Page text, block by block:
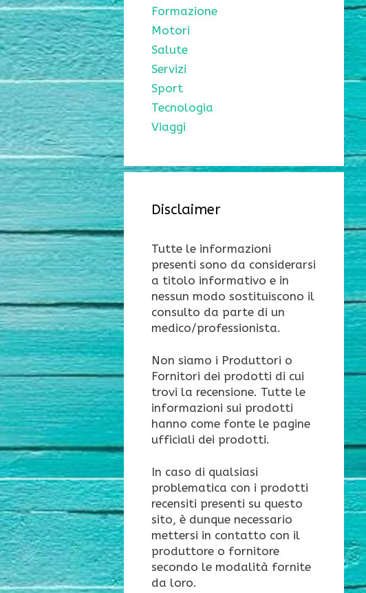
Formazione
Motori
Salute
Servizi
Sport
Tecnologia
Viaggi
Disclaimer
Tutte le informazioni
presenti sono da considerarsi
a titolo informativo e in
nessun modo sostituiscono il
consulto da parte di un
medico/professionista.
Non siamo i Produttori o
Fornitori dei prodotti di cui
trovi la recensione. Tutte le
informazioni sui prodotti
hanno come fonte le pagine
ufficiali dei prodotti.
In caso di qualsiasi
problematica con i prodotti
recensiti presenti su questo
sito, è dunque necessario
mettersi in contatto con il
produttore o fornitore
secondo le modalità fornite
da loro.